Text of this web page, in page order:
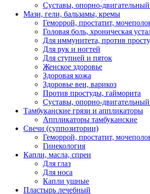
Суставы, опорно-двигательный
Мази, гели, бальзамы, кремы
Геморрой, простатит,
Головая боль, хроническая
Для иммунитета, против
Для рук и ногтей
Для ступней и пяток
Женское здоровье
Здоровая кожа
Здоровье вен, варикоз
Против простуды, гайморита
Суставы, опорно-двигательный
Тамбуканские грязи и аппликаторы
Аппликаторы тамбуканские
Свечи (суппозитории)
Геморрой, простатит,
Гинекология
Капли, масла, спреи
Для глаз
Для носа
Капли ушные
Пластырь лечебный